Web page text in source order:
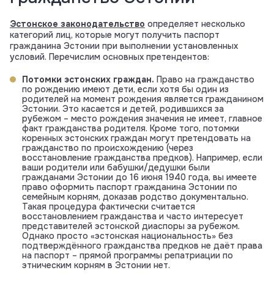
Эстонское законодательство определяет несколько
категорий лиц, которые могут получить паспорт
гражданина Эстонии при выполнении установленных
условий. Перечислим основных претендентов:
Потомки эстонских граждан. Право на гражданство
по рождению имеют дети, если хотя бы один из
родителей на момент рождения является гражданином
Эстонии. Это касается и детей, родившихся за
рубежом – место рождения значения не имеет, главное
факт гражданства родителя. Кроме того, потомки
коренных эстонских граждан могут претендовать на
гражданство по происхождению (через
восстановление гражданства предков). Например, если
ваши родители или бабушки/дедушки были
гражданами Эстонии до 16 июня 1940 года, вы имеете
право оформить паспорт гражданина Эстонии по
семейным корням, доказав родство документально.
Такая процедура фактически считается
восстановлением гражданства и часто интересует
представителей эстонской диаспоры за рубежом.
Однако просто «эстонская национальность» без
подтверждённого гражданства предков не даёт права
на паспорт – прямой программы репатриации по
этническим корням в Эстонии нет.